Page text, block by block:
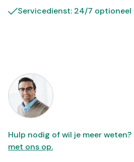
Servicedienst: 24/7 optioneel
Hulp nodig of wil je meer weten?
met ons op.